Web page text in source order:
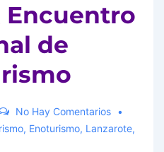
Encuentro
de
No Hay Comentarios
, Enoturismo, Lanzarote,